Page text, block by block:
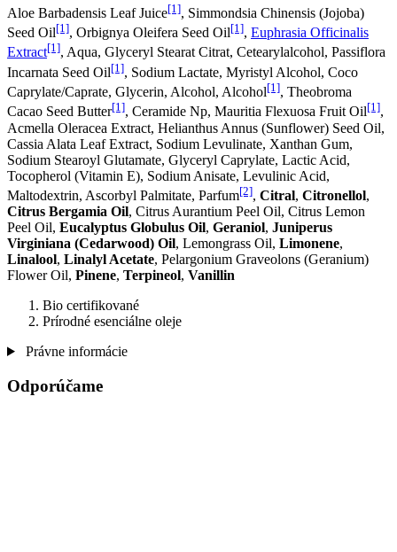
Aloe Barbadensis Leaf Juice[1], Simmondsia Chinensis (Jojoba)
Seed Oil[1], Orbignya Oleifera Seed Oil[1], Euphrasia Officinalis
Extract[1], Aqua, Glyceryl Stearat Citrat, Cetearylalcohol, Passiflora
Incarnata Seed Oil[1], Sodium Lactate, Myristyl Alcohol, Coco
Caprylate/Caprate, Glycerin, Alcohol, Alcohol[1], Theobroma
Cacao Seed Butter[1], Ceramide Np, Mauritia Flexuosa Fruit Oil[1],
Acmella Oleracea Extract, Helianthus Annus (Sunflower) Seed Oil,
Cassia Alata Leaf Extract, Sodium Levulinate, Xanthan Gum,
Sodium Stearoyl Glutamate, Glyceryl Caprylate, Lactic Acid,
Tocopherol (Vitamin E), Sodium Anisate, Levulinic Acid,
Maltodextrin, Ascorbyl Palmitate, Parfum[2], Citral, Citronellol,
Citrus Bergamia Oil, Citrus Aurantium Peel Oil, Citrus Lemon
Peel Oil, Eucalyptus Globulus Oil, Geraniol, Juniperus
Virginiana (Cedarwood) Oil, Lemongrass Oil, Limonene,
Linalool, Linalyl Acetate, Pelargonium Graveolons (Geranium)
Flower Oil, Pinene, Terpineol, Vanillin
Bio certifikované
Prírodné esenciálne oleje
Právne informácie
Odporúčame